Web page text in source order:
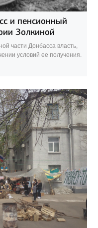
и пенсионный
Золкиной
части Донбасса власть,
условий ее получения.